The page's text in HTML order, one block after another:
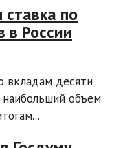
по
в России
вкладам десяти
объем